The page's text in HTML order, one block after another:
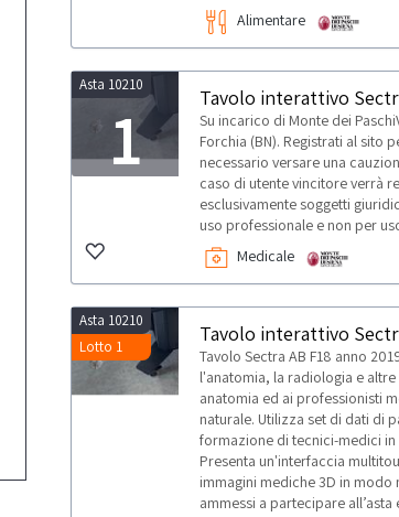
Alimentare
Asta 10210
1 Tavolo interattivo
Su incarico di Monte dei
Forchia (BN). Registrati al sito
necessario versare una
caso di utente vincitore verrà
esclusivamente soggetti
uso professionale e non per
Medicale
Asta 10210
Lotto 1
Tavolo interattivo
Tavolo Sectra AB F18 anno
l'anatomia, la radiologia e
anatomia ed ai professionisti
naturale. Utilizza set di dati di
formazione di tecnici-medici
Presenta un'interfaccia
immagini mediche 3D in
ammessi a partecipare